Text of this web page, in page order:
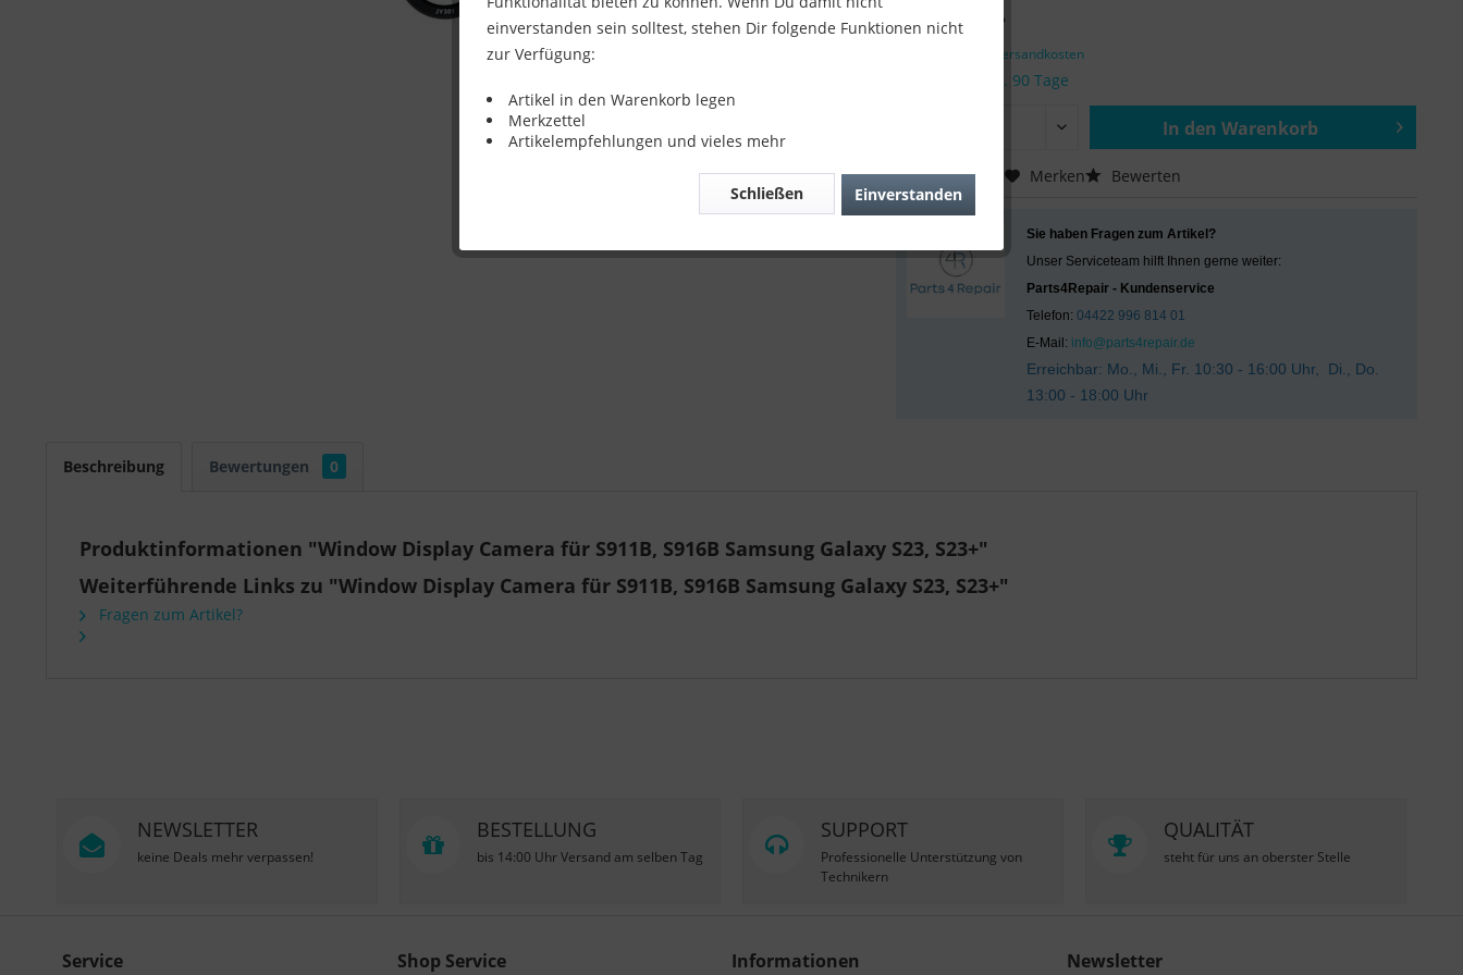
9,90 € *
zzgl. Versandkosten
Lieferzeit ca. 90 Tage
In den Warenkorb
Vergleichen Merken Bewerten
Sie haben Fragen zum Artikel?
Unser Serviceteam hilft Ihnen gerne weiter:
Parts4Repair - Kundenservice
Telefon:04422 996 814 01
E-Mail: info@parts4repair.de
Erreichbar: Mo., Mi., Fr. 10:30 - 16:00 Uhr, Di., Do.
13:00 - 18:00 Uhr
Beschreibung Bewertungen 0
Produktinformationen "Window Display Camera für S911B, S916B Samsung Galaxy S23, S23+"
Weiterführende Links zu "Window Display Camera für S911B, S916B Samsung Galaxy S23, S23+"
Fragen zum Artikel?
NEWSLETTER
keine Deals mehr verpassen!
BESTELLUNG
bis 14:00 Uhr Versand am selben Tag
SUPPORT
Professionelle Unterstützung von
Technikern
QUALITÄT
steht für uns an oberster Stelle
Service Shop Service Informationen Newsletter
einverstanden sein solltest, stehen Dir folgende Funktionen nicht
zur Verfügung:
Artikel in den Warenkorb legen
Merkzettel
Artikelempfehlungen und vieles mehr
Einverstanden
Schließen